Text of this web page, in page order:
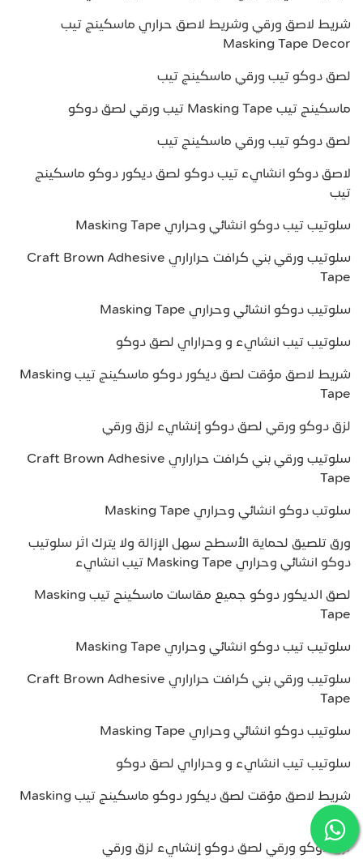
شريط لاصق ورقي وشريط لاصق حراري ماسكينج تيب
Masking Tape Decor
لصق دوكو تيب ورقي ماسكينج تيب
ماسكينج تيب Masking Tape تيب ورقي لصق دوكو
لصق دوكو تيب ورقي ماسكينج تيب
لاصق دوكو انشايء تيب دوكو لصق ديكور دوكو ماسكينج
تيب
سلوتيب تيب دوكو انشائي وحراري Masking Tape
سلوتيب ورقي بني كرافت حراراري Craft Brown Adhesive
Tape
سلوتيب دوكو انشائي وحراري Masking Tape
سلوتيب تيب انشايء و وحراراي لصق دوكو
شريط لاصق مؤقت لصق ديكور دوكو ماسكينج تيب Masking
Tape
لزق دوكو ورقي لصق دوكو إنشايء لزق ورقي
سلوتيب ورقي بني كرافت حراراري Craft Brown Adhesive
Tape
سلوتب دوكو انشائي وحراري Masking Tape
ورق تلصيق لحماية الأسطح سهل الإزالة ولا يترك اثر سلوتيب
دوكو انشائي وحراري Masking Tape تيب انشايء
لصق الديكور دوكو جميع مقاسات ماسكينج تيب Masking
Tape
سلوتيب تيب دوكو انشائي وحراري Masking Tape
سلوتيب ورقي بني كرافت حراراري Craft Brown Adhesive
Tape
سلوتيب دوكو انشائي وحراري Masking Tape
سلوتيب تيب انشايء و وحراراي لصق دوكو
شريط لاصق مؤقت لصق ديكور دوكو ماسكينج تيب Masking
لزق دوكو ورقي لصق دوكو إنشايء لزق ورقي